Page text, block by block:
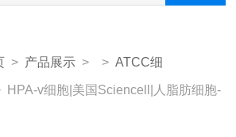
> 产品展示 > >ATCC细
HPA-v细胞|美国Sciencell|人脂肪细胞-